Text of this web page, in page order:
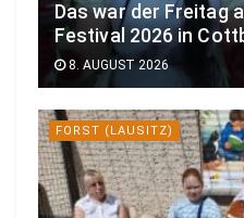
Das war der Freitag
Festival 2026 in
8. AUGUST 2026
FORST (LAUSITZ)